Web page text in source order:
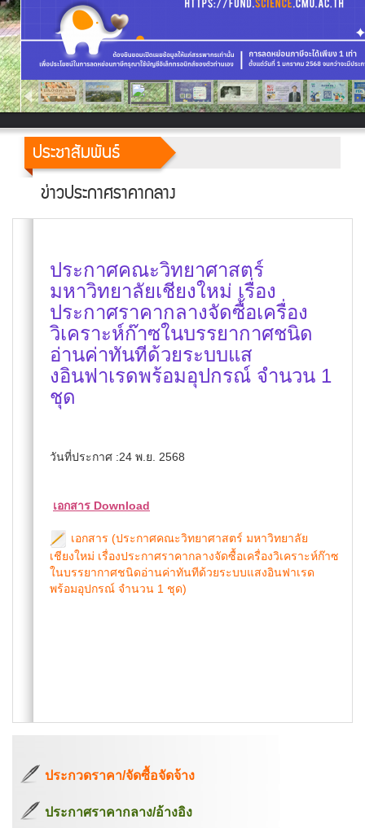
ประชาสัมพันธ์
ข่าวประกาศราคากลาง
ประกาศคณะวิทยาศาสตร์
มหาวิทยาลัยเชียงใหม่ เรื่อง
ประกาศราคากลางจัดซื้อเครื่อง
วิเคราะห์ก๊าซในบรรยากาศชนิด
อ่านค่าทันทีด้วยระบบแส
งอินฟาเรดพร้อมอุปกรณ์ จำนวน 1
ชุด
วันที่ประกาศ :24 พ.ย. 2568
เอกสาร Download
เอกสาร (ประกาศคณะวิทยาศาสตร์ มหาวิทยาลัย
เชียงใหม่ เรื่องประกาศราคากลางจัดซื้อเครื่องวิเคราะห์ก๊าซ
ในบรรยากาศชนิดอ่านค่าทันทีด้วยระบบแสงอินฟาเรด
พร้อมอุปกรณ์ จำนวน 1 ชุด)
ประกวดราคา/จัดซื้อจัดจ้าง
ประกาศราคากลาง/อ้างอิง